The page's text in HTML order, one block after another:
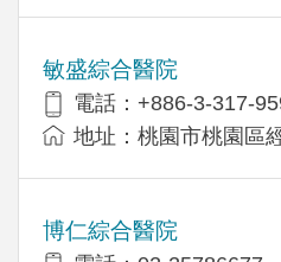
敏盛綜合醫院
電話：+886-3-317-
地址：桃園市桃園區
博仁綜合醫院